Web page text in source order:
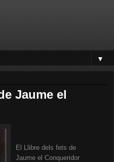
▼
Jaume el
El Llibre dels fets de
Jaume el Conqueridor